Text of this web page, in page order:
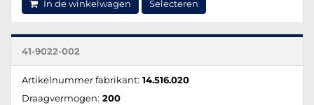
In de winkelwagen Selecteren
41-9022-002
Artikelnummer fabrikant: 14.516.020
Draagvermogen: 200